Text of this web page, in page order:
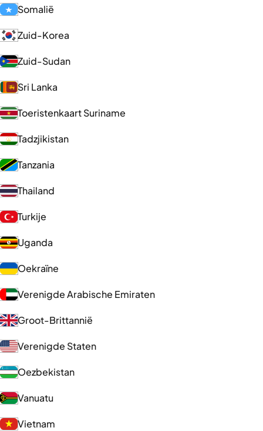
Somalië
Zuid-Korea
Zuid-Sudan
Sri Lanka
Toeristenkaart Suriname
Tadzjikistan
Tanzania
Thailand
Turkije
Uganda
Oekraïne
Verenigde Arabische Emiraten
Groot-Brittannië
Verenigde Staten
Oezbekistan
Vanuatu
Vietnam